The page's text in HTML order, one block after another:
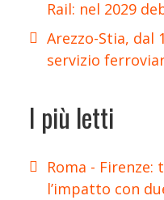
Rail: nel 2029
Arezzo-Stia, dal
servizio
I più letti
Roma -
l’impatto con